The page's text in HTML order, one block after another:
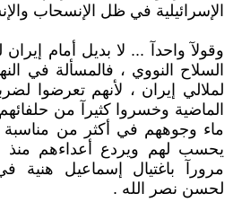
الإسرائيلية في ظل الإنسحاب
وقولآ واحدآ ... لا بديل أمام إيران
السلاح النووي ، فالمسألة في
لملالي إيران ، لأنهم تعرضوا
الماضية وخسروا كثيرآ من
ماء وجوههم في أكثر من مناسبة
يحسب لهم ويردع أعداءهم منذ
مرورآ باغتيال إسماعيل هنية
لحسن نصر الله .